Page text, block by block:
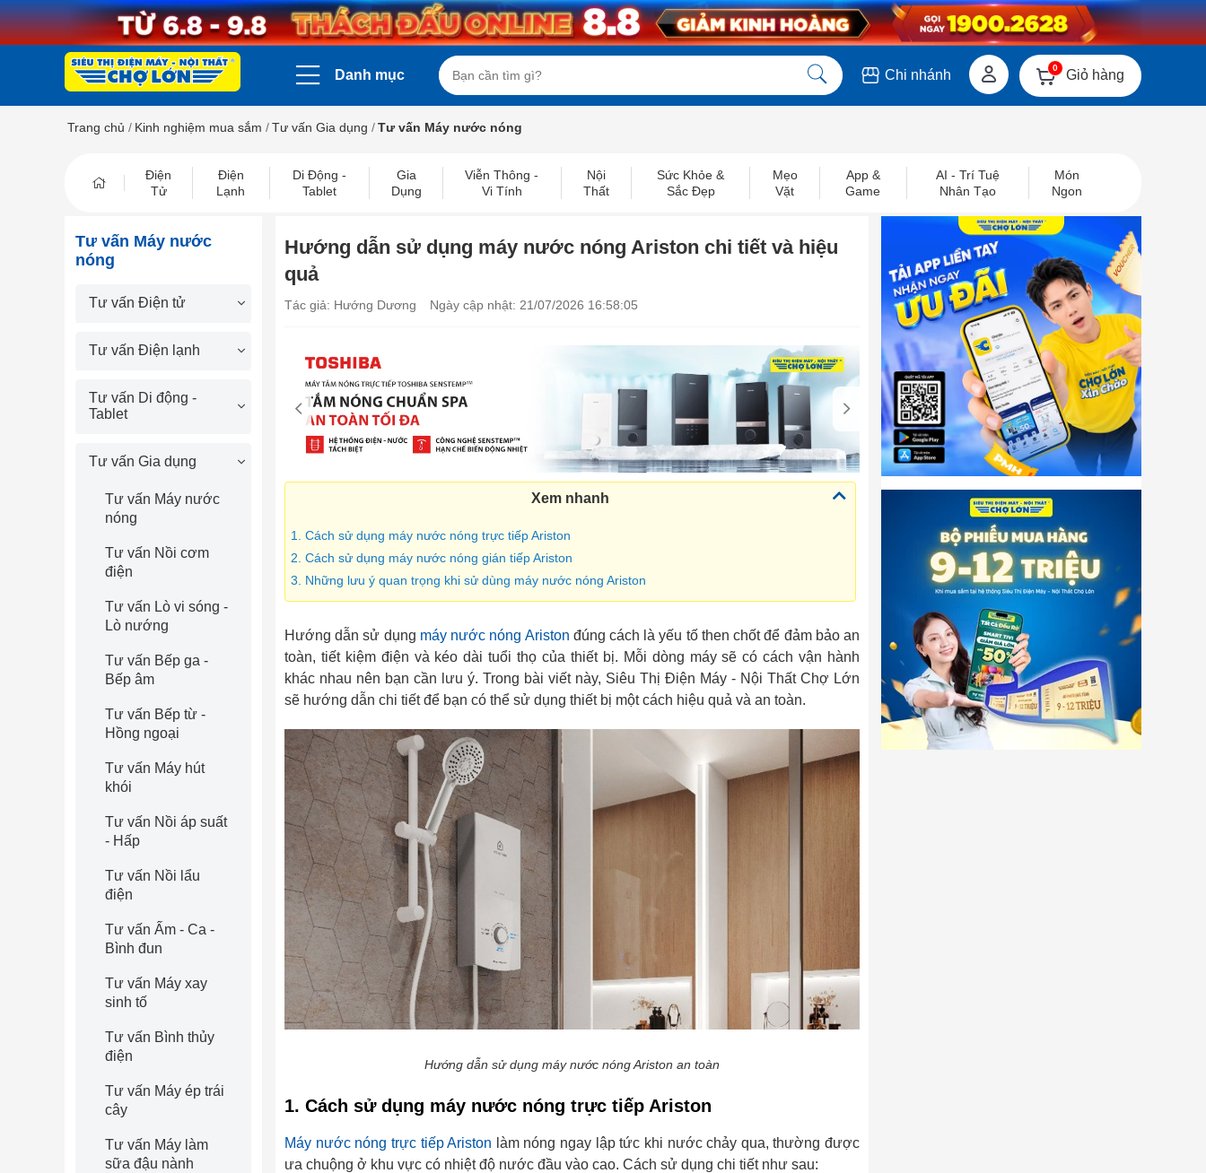
Danh mục Chi nhánh 0 Giỏ hàng
Trang chủ / Kinh nghiệm mua sắm /Tư vấn Gia dụng /Tư vấn Máy nước nóng
Điện
Tử
Điện
Lạnh
Di Động -
Tablet
Gia
Dụng
Viễn Thông -
Vi Tính
Nội
Thất
Sức Khỏe &
Sắc Đẹp
Mẹo
Vặt
App &
Game
AI - Trí Tuệ
Nhân Tạo
Món
Ngon
Tư vấn Máy nước
nóng
Tư vấn Điện tử
Tư vấn Điện lạnh
Tư vấn Di động -
Tablet
Tư vấn Gia dụng
Tư vấn Máy nước
nóng
Tư vấn Nồi cơm
điện
Tư vấn Lò vi sóng -
Lò nướng
Tư vấn Bếp ga -
Bếp âm
Tư vấn Bếp từ -
Hồng ngoại
Tư vấn Máy hút
khói
Tư vấn Nồi áp suất
- Hấp
Tư vấn Nồi lẩu
điện
Tư vấn Ấm - Ca -
Bình đun
Tư vấn Máy xay
sinh tố
Tư vấn Bình thủy
điện
Tư vấn Máy ép trái
cây
Tư vấn Máy làm
sữa đậu nành
Hướng dẫn sử dụng máy nước nóng Ariston chi tiết và hiệu
quả
Tác giả: Hướng Dương Ngày cập nhật: 21/07/2026 16:58:05
Xem nhanh
1. Cách sử dụng máy nước nóng trực tiếp Ariston
2. Cách sử dụng máy nước nóng gián tiếp Ariston
3. Những lưu ý quan trọng khi sử dùng máy nước nóng Ariston
Hướng dẫn sử dụng máy nước nóng Ariston đúng cách là yếu tố then chốt để đảm bảo an
toàn, tiết kiệm điện và kéo dài tuổi thọ của thiết bị. Mỗi dòng máy sẽ có cách vận hành
khác nhau nên bạn cần lưu ý. Trong bài viết này, Siêu Thị Điện Máy - Nội Thất Chợ Lớn
sẽ hướng dẫn chi tiết để bạn có thể sử dụng thiết bị một cách hiệu quả và an toàn.
Hướng dẫn sử dụng máy nước nóng Ariston an toàn
1. Cách sử dụng máy nước nóng trực tiếp Ariston
Máy nước nóng trực tiếp Ariston làm nóng ngay lập tức khi nước chảy qua, thường được
ưa chuộng ở khu vực có nhiệt độ nước đầu vào cao. Cách sử dụng chi tiết như sau: